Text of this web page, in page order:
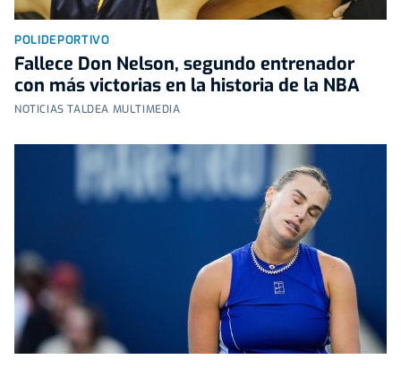
POLIDEPORTIVO
Fallece Don Nelson, segundo entrenador
con más victorias en la historia de la NBA
NOTICIAS TALDEA MULTIMEDIA